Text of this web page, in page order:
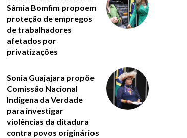
Sâmia Bomfim propoem
proteção de empregos
de trabalhadores
afetados por
privatizações
Sonia Guajajara propõe
Comissão Nacional
Indígena da Verdade
para investigar
violências da ditadura
contra povos originários